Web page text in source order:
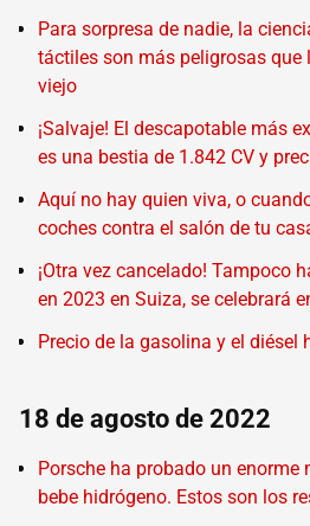
Para sorpresa de nadie, la
táctiles son más peligrosas que
viejo
¡Salvaje! El descapotable más
es una bestia de 1.842 CV y
Aquí no hay quien viva, o
coches contra el salón de tu
¡Otra vez cancelado! Tampoco
en 2023 en Suiza, se celebrará
Precio de la gasolina y el diésel
18 de agosto de 2022
Porsche ha probado un enorme
bebe hidrógeno. Estos son los